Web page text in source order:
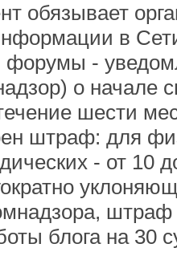
обязывает
в
форумы -
о начале
шести
штраф: для
- от 10
блога на 30